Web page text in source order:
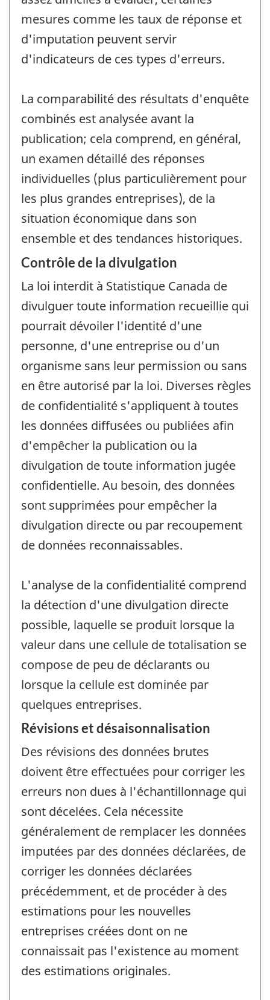
mesures comme les taux de réponse et
d'imputation peuvent servir
d'indicateurs de ces types d'erreurs.
La comparabilité des résultats d'enquête
combinés est analysée avant la
publication; cela comprend, en général,
un examen détaillé des réponses
individuelles (plus particulièrement pour
les plus grandes entreprises), de la
situation économique dans son
ensemble et des tendances historiques.
Contrôle de la divulgation
La loi interdit à Statistique Canada de
divulguer toute information recueillie qui
pourrait dévoiler l'identité d'une
personne, d'une entreprise ou d'un
organisme sans leur permission ou sans
en être autorisé par la loi. Diverses règles
de confidentialité s'appliquent à toutes
les données diffusées ou publiées afin
d'empêcher la publication ou la
divulgation de toute information jugée
confidentielle. Au besoin, des données
sont supprimées pour empêcher la
divulgation directe ou par recoupement
de données reconnaissables.
L'analyse de la confidentialité comprend
la détection d'une divulgation directe
possible, laquelle se produit lorsque la
valeur dans une cellule de totalisation se
compose de peu de déclarants ou
lorsque la cellule est dominée par
quelques entreprises.
Révisions et désaisonnalisation
Des révisions des données brutes
doivent être effectuées pour corriger les
erreurs non dues à l'échantillonnage qui
sont décelées. Cela nécessite
généralement de remplacer les données
imputées par des données déclarées, de
corriger les données déclarées
précédemment, et de procéder à des
estimations pour les nouvelles
entreprises créées dont on ne
connaissait pas l'existence au moment
des estimations originales.